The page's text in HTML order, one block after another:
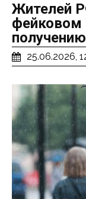
Жителей
фейковом
25.06.2026,